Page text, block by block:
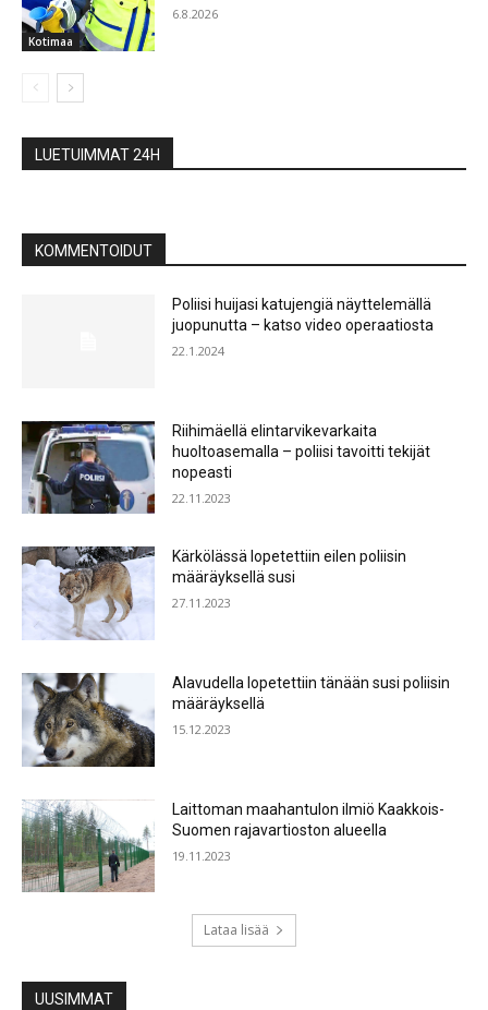
Kotimaa
6.8.2026
LUETUIMMAT 24H
KOMMENTOIDUT
Poliisi huijasi katujengiä näyttelemällä
juopunutta – katso video operaatiosta
22.1.2024
Riihimäellä elintarvikevarkaita
huoltoasemalla – poliisi tavoitti tekijät
nopeasti
22.11.2023
Kärkölässä lopetettiin eilen poliisin
määräyksellä susi
27.11.2023
Alavudella lopetettiin tänään susi poliisin
määräyksellä
15.12.2023
Laittoman maahantulon ilmiö Kaakkois-
Suomen rajavartioston alueella
19.11.2023
Lataa lisää
UUSIMMAT